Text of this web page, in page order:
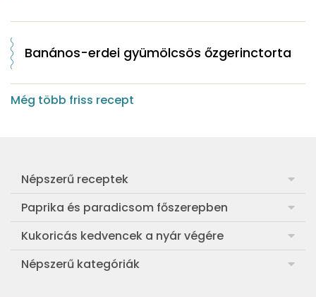
Banános-erdei gyümölcsös őzgerinctorta
Még több friss recept
Népszerű receptek
Frankfurti leves
Egyszerű muffin
Aranygaluska
Paprika és paradicsom főszerepben
Pan con Tomate
Paradicsom és paprika eltevése télre
Kukoricás kedvencek a nyár végére
Legfinomabb főtt kukorica
Népszerű kategóriák